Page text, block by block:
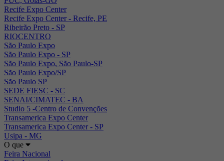
Recife Expo Center
Recife Expo Center - Recife, PE
Ribeirão Preto - SP
RIOCENTRO
São Paulo Expo
São Paulo Expo - SP
São Paulo Expo, São Paulo-SP
São Paulo Expo/SP
São Paulo SP
SEDE FIESC - SC
SENAI/CIMATEC - BA
Studio 5 -Centro de Convenções
Transamerica Expo Center
Transamerica Expo Center - SP
Usipa - MG
O que
Feira Nacional